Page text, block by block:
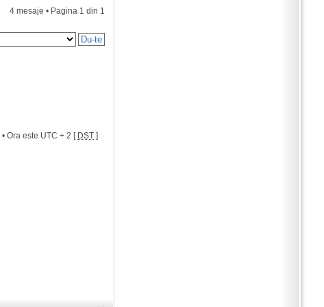
4 mesaje • Pagina 1 din 1
• Ora este UTC + 2 [ DST ]